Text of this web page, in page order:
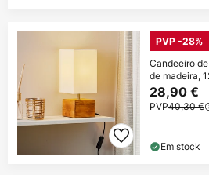
PVP -28%
Candeeiro
de madeira,
28,90 €
PVP40,30 €
Em stock